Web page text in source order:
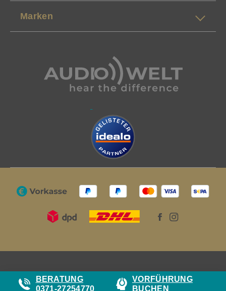
Marken
BERATUNG
0371-27254770
VORFÜHRUNG
BUCHEN